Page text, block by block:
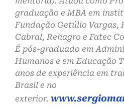
graduação e MBA em
Fundação Getúlio Vargas,
Cabral, Rehagro e Fatec
É pós-graduado em
Humanos e em Educação
anos de experiência em
Brasil e no
exterior.